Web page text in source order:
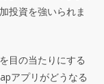
投資を強いられま
目の当たりにする
アプリがどうなる